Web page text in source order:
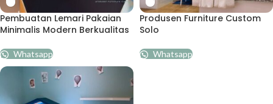
Pembuatan Lemari Pakaian
Minimalis Modern Berkualitas
Whatsapp
Produsen Furniture Custom
Solo
Whatsapp